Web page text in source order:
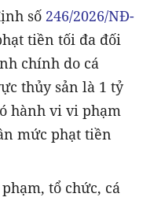
số 246/2026/NĐ-
tiền tối đa đối
chính do cá
thủy sản là 1 tỷ
hành vi vi phạm
mức phạt tiền
tổ chức, cá